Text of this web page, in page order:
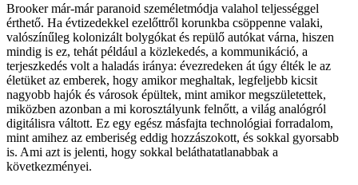
Brooker már-már paranoid személetmódja valahol teljességgel
érthető. Ha évtizedekkel ezelőttről korunkba csöppenne valaki,
valószínűleg kolonizált bolygókat és repülő autókat várna, hiszen
mindig is ez, tehát például a közlekedés, a kommunikáció, a
terjeszkedés volt a haladás iránya: évezredeken át úgy élték le az
életüket az emberek, hogy amikor meghaltak, legfeljebb kicsit
nagyobb hajók és városok épültek, mint amikor megszületettek,
miközben azonban a mi korosztályunk felnőtt, a világ analógról
digitálisra váltott. Ez egy egész másfajta technológiai forradalom,
mint amihez az emberiség eddig hozzászokott, és sokkal gyorsabb
is. Ami azt is jelenti, hogy sokkal beláthatatlanabbak a
következményei.